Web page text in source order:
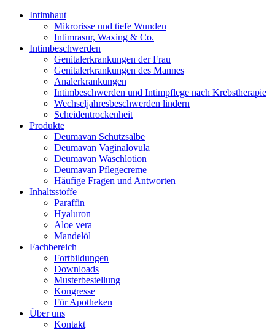
Intimhaut
Mikrorisse und tiefe Wunden
Intimrasur, Waxing & Co.
Intimbeschwerden
Genitalerkrankungen der Frau
Genitalerkrankungen des Mannes
Analerkrankungen
Intimbeschwerden und Intimpflege nach Krebstherapie
Wechseljahresbeschwerden lindern
Scheidentrockenheit
Produkte
Deumavan Schutzsalbe
Deumavan Vaginalovula
Deumavan Waschlotion
Deumavan Pflegecreme
Häufige Fragen und Antworten
Inhaltsstoffe
Paraffin
Hyaluron
Aloe vera
Mandelöl
Fachbereich
Fortbildungen
Downloads
Musterbestellung
Kongresse
Für Apotheken
Über uns
Kontakt